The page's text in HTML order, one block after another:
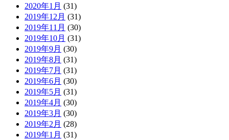
2020年1月 (31)
2019年12月 (31)
2019年11月 (30)
2019年10月 (31)
2019年9月 (30)
2019年8月 (31)
2019年7月 (31)
2019年6月 (30)
2019年5月 (31)
2019年4月 (30)
2019年3月 (30)
2019年2月 (28)
2019年1月 (31)